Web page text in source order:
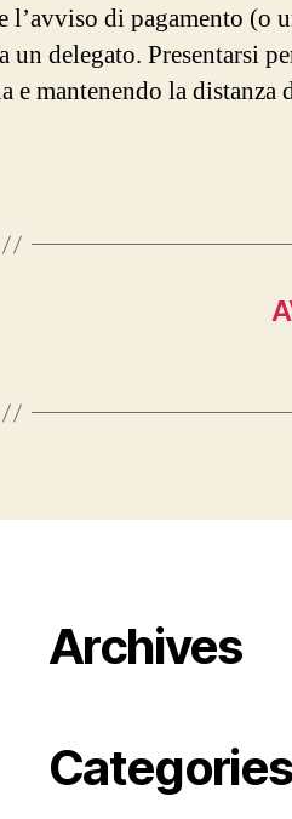
l’avviso di pagamento (o
un delegato. Presentarsi
e mantenendo la distanza
Archives
Categories